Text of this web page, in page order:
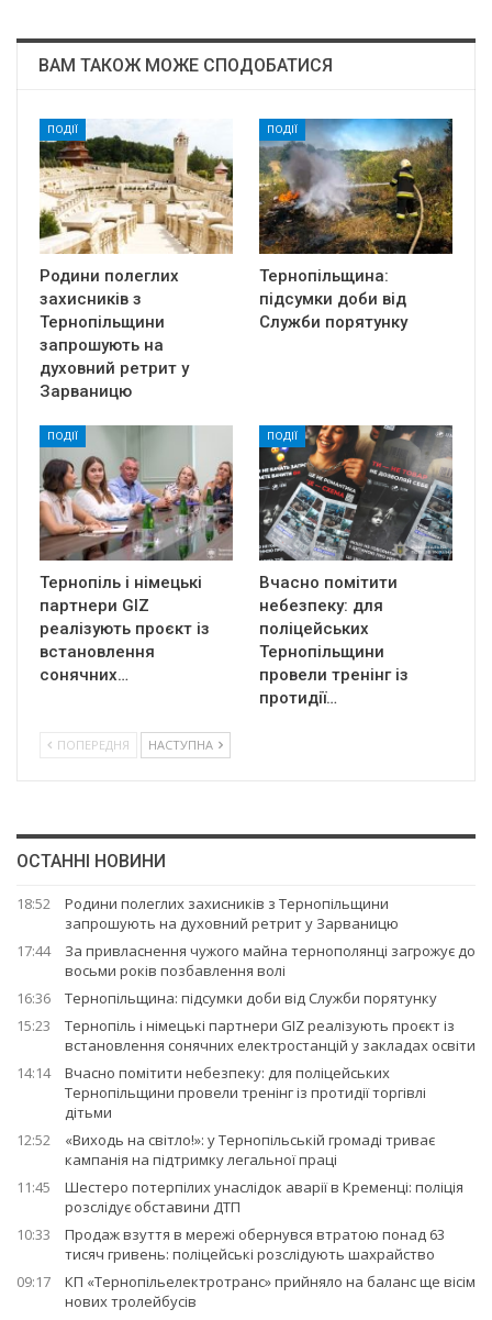
ВАМ ТАКОЖ МОЖЕ СПОДОБАТИСЯ
ПОДІЇ
Родини полеглих
захисників з
Тернопільщини
запрошують на
духовний ретрит у
Зарваницю
ПОДІЇ
Тернопільщина:
підсумки доби від
Служби порятунку
ПОДІЇ
Тернопіль і німецькі
партнери GIZ
реалізують проєкт із
встановлення
сонячних…
ПОДІЇ
Вчасно помітити
небезпеку: для
поліцейських
Тернопільщини
провели тренінг із
протидії…
ПОПЕРЕДНЯ НАСТУПНА
ОСТАННІ НОВИНИ
18:52
Родини полеглих захисників з Тернопільщини
запрошують на духовний ретрит у Зарваницю
17:44
За привласнення чужого майна тернополянці загрожує до
восьми років позбавлення волі
16:36
Тернопільщина: підсумки доби від Служби порятунку
15:23
Тернопіль і німецькі партнери GIZ реалізують проєкт із
встановлення сонячних електростанцій у закладах освіти
14:14
Вчасно помітити небезпеку: для поліцейських
Тернопільщини провели тренінг із протидії торгівлі
дітьми
12:52
«Виходь на світло!»: у Тернопільській громаді триває
кампанія на підтримку легальної праці
11:45
Шестеро потерпілих унаслідок аварії в Кременці: поліція
розслідує обставини ДТП
10:33
Продаж взуття в мережі обернувся втратою понад 63
тисяч гривень: поліцейські розслідують шахрайство
09:17
КП «Тернопільелектротранс» прийняло на баланс ще вісім
нових тролейбусів